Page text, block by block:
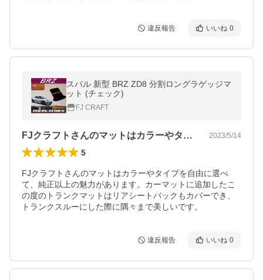
違反報告 いいね 0
スバル 新型 BRZ ZD8 分割ロングラゲッジマ
ット (チェック)
FJ CRAFT
FJクラフトさんのマットはカラーやタイ… 2023/5/14
5
FJクラフトさんのマットはカラーやタイプを自由に選べ
て、純正以上の魅力があります。カーマットに追加したこ
の度のトランクマットはリアシートバックもカバーでき、
トランクスルーにした際に隅々まで美しいです。
違反報告 いいね 0